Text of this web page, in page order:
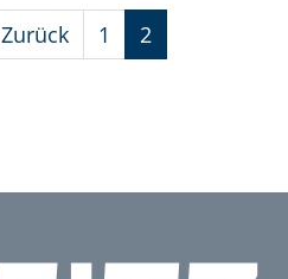
Zurück 1 2